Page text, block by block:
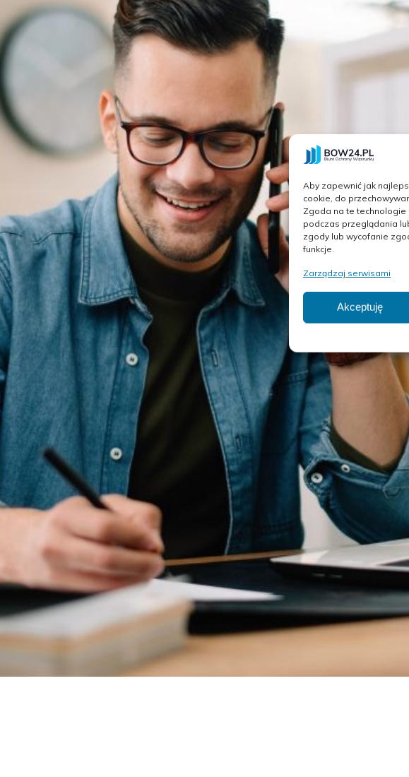
Aby zapewnić jak
cookie, do
Zgoda na te
podczas przeglądania
zgody lub wycofanie
funkcje.
Zarządzaj serwisami
Akceptuję